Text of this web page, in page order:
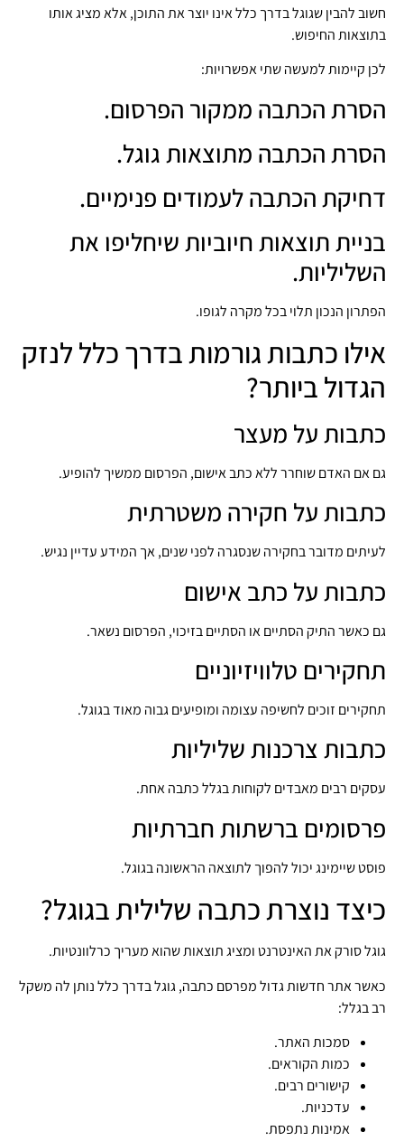
חשוב להבין שגוגל בדרך כלל אינו יוצר את התוכן, אלא מציג אותו
בתוצאות החיפוש.
לכן קיימות למעשה שתי אפשרויות:
הסרת הכתבה ממקור הפרסום.
הסרת הכתבה מתוצאות גוגל.
דחיקת הכתבה לעמודים פנימיים.
בניית תוצאות חיוביות שיחליפו את
השליליות.
הפתרון הנכון תלוי בכל מקרה לגופו.
אילו כתבות גורמות בדרך כלל לנזק
הגדול ביותר?
כתבות על מעצר
גם אם האדם שוחרר ללא כתב אישום, הפרסום ממשיך להופיע.
כתבות על חקירה משטרתית
לעיתים מדובר בחקירה שנסגרה לפני שנים, אך המידע עדיין נגיש.
כתבות על כתב אישום
גם כאשר התיק הסתיים או הסתיים בזיכוי, הפרסום נשאר.
תחקירים טלוויזיוניים
תחקירים זוכים לחשיפה עצומה ומופיעים גבוה מאוד בגוגל.
כתבות צרכנות שליליות
עסקים רבים מאבדים לקוחות בגלל כתבה אחת.
פרסומים ברשתות חברתיות
פוסט שיימינג יכול להפוך לתוצאה הראשונה בגוגל.
כיצד נוצרת כתבה שלילית בגוגל?
גוגל סורק את האינטרנט ומציג תוצאות שהוא מעריך כרלוונטיות.
כאשר אתר חדשות גדול מפרסם כתבה, גוגל בדרך כלל נותן לה משקל
רב בגלל:
סמכות האתר.
כמות הקוראים.
קישורים רבים.
עדכניות.
אמינות נתפסת.